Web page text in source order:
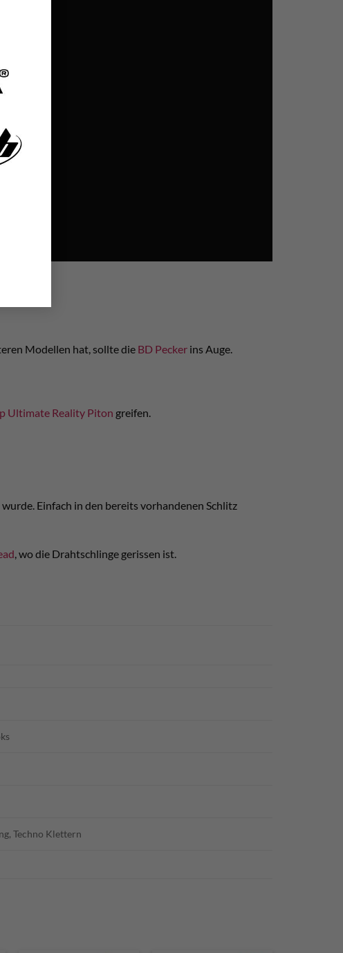
Modellen hat, sollte die BD Pecker ins Auge.
Ultimate Reality Piton greifen.
Einfach in den bereits vorhandenen Schlitz
, wo die Drahtschlinge gerissen ist.
Techno Klettern